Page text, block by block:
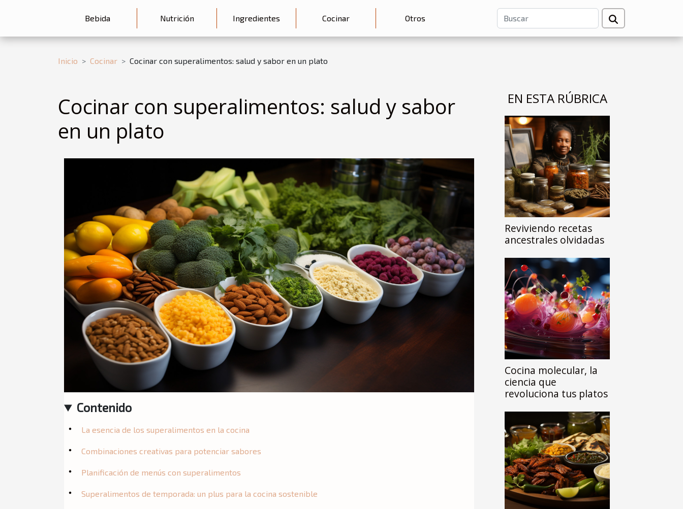
Bebida Nutrición Ingredientes Cocinar Otros
Inicio Cocinar Cocinar con superalimentos: salud y sabor en un plato
Cocinar con superalimentos: salud y sabor
en un plato
Contenido
La esencia de los superalimentos en la cocina
Combinaciones creativas para potenciar sabores
Planificación de menús con superalimentos
Superalimentos de temporada: un plus para la cocina sostenible
EN ESTA RÚBRICA
Reviviendo recetas
ancestrales olvidadas
Cocina molecular, la
ciencia que
revoluciona tus platos